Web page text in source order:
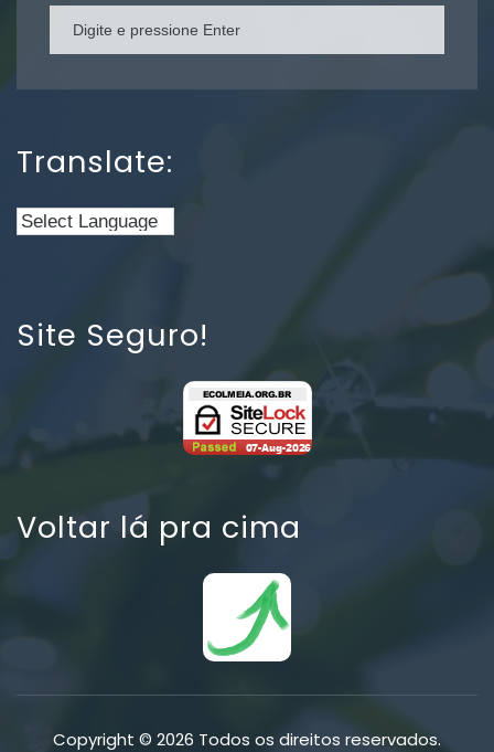
Translate:
Site Seguro!
Voltar lá pra cima
Copyright © 2026 Todos os direitos reservados.